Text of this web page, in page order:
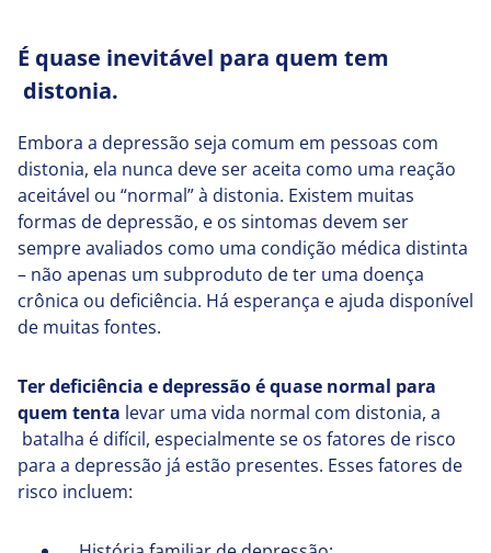
É quase inevitável para quem tem
distonia.
Embora a depressão seja comum em pessoas com
distonia, ela nunca deve ser aceita como uma reação
aceitável ou “normal” à distonia. Existem muitas
formas de depressão, e os sintomas devem ser
sempre avaliados como uma condição médica distinta
– não apenas um subproduto de ter uma doença
crônica ou deficiência. Há esperança e ajuda disponível
de muitas fontes.
Ter deficiência e depressão é quase normal para
quem tenta levar uma vida normal com distonia, a
batalha é difícil, especialmente se os fatores de risco
para a depressão já estão presentes. Esses fatores de
risco incluem: